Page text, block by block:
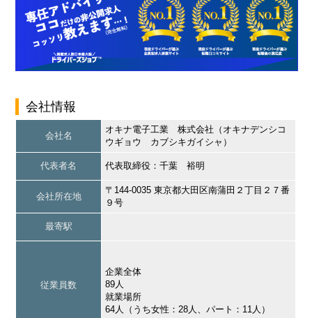
会社情報
会社名
オキナ電子工業 株式会社（オキナデンシコ
ウギョウ カブシキガイシャ）
代表者名 代表取締役：千葉 裕明
会社所在地
〒144-0035 東京都大田区南蒲田２丁目２７番
９号
最寄駅
従業員数
企業全体
89人
就業場所
64人（うち女性：28人、パート：11人）